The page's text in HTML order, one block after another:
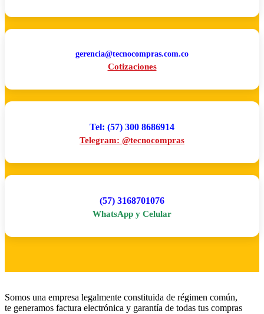
gerencia@tecnocompras.com.co
Cotizaciones
Tel: (57) 300 8686914
Telegram: @tecnocompras
(57) 3168701076
WhatsApp y Celular
Somos una empresa legalmente constituida de régimen común,
te generamos factura electrónica y garantía de todas tus compras